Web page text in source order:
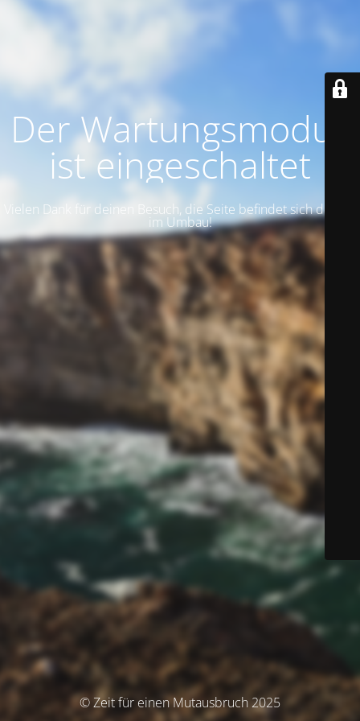
Der Wartungsmodus
ist eingeschaltet
Vielen Dank für deinen Besuch, die Seite befindet sich derzeit
im Umbau!
© Zeit für einen Mutausbruch 2025